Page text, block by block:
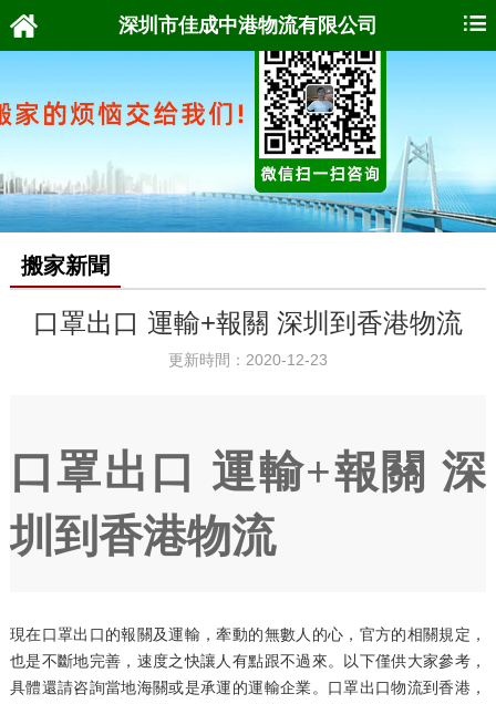
深圳市佳成中港物流有限公司
搬家新聞
口罩出口 運輸+報關 深圳到香港物流
更新時間：2020-12-23
口罩出口 運輸+報關 深
圳到香港物流
現在口罩出口的報關及運輸，牽動的無數人的心，官方的相關規定，
也是不斷地完善，速度之快讓人有點跟不過來。以下僅供大家參考，
具體還請咨詢當地海關或是承運的運輸企業。口罩出口物流到香港，